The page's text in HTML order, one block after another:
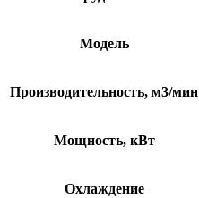
Модель
Производительность, м3/мин
Мощность, кВт
Охлаждение